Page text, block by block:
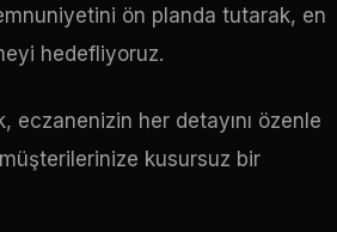
ön planda tutarak, en
hedefliyoruz.
eczanenizin her detayını özenle
kusursuz bir